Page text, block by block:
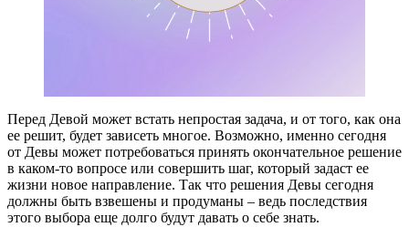
Перед Девой может встать непростая задача, и от того, как она
ее решит, будет зависеть многое. Возможно, именно сегодня
от Девы может потребоваться принять окончательное решение
в каком-то вопросе или совершить шаг, который задаст ее
жизни новое направление. Так что решения Девы сегодня
должны быть взвешены и продуманы – ведь последствия
этого выбора еще долго будут давать о себе знать.